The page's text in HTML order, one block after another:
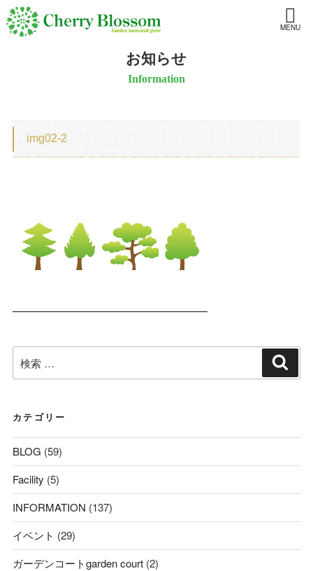
MENU
お知らせ
Information
img02-2
検
索:
カテゴリー
BLOG (59)
Facility (5)
INFORMATION (137)
イベント (29)
ガーデンコートgarden court(2)